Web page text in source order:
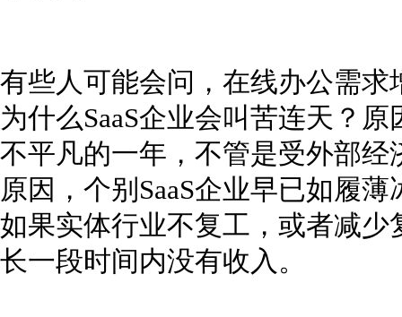
有些人可能会问，在线办公需求
为什么SaaS企业会叫苦连天？
不平凡的一年，不管是受外部经
原因，个别SaaS企业早已如履
如果实体行业不复工，或者减少
长一段时间内没有收入。